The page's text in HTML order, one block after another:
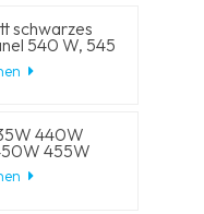
schwarzes
540 W, 545
555 W,
Solar-
440W
455W
Solarzelle
N-Typ